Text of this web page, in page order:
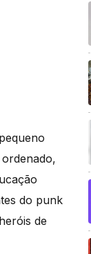
do punk
de